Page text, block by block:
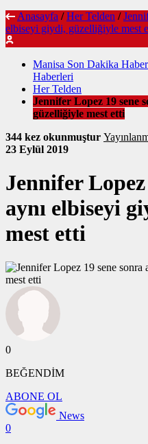
Anasayfa / Her Telden /
elbiseyi giydi, güzelliğiyle mest
Manisa Son Dakika
Haberleri
Her Telden
Jennifer Lopez 19 sene
güzelliğiyle mest etti
344 kez okunmuştur
23 Eylül 2019
Jennifer Lopez
aynı elbiseyi
mest etti
0
BEĞENDİM
ABONE OL
News
0